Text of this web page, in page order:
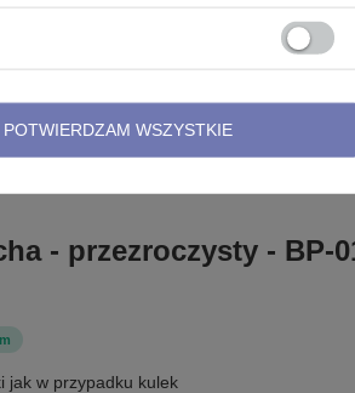
- przezroczysty - BP-
jak w przypadku kulek
POTWIERDZAM WSZYSTKIE